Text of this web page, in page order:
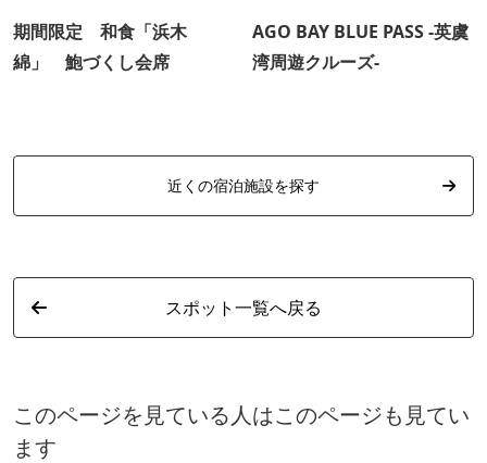
期間限定 和食「浜木
綿」 鮑づくし会席
AGO BAY BLUE PASS -英虞
湾周遊クルーズ-
近くの宿泊施設を探す
スポット一覧へ戻る
このページを見ている人はこのページも見てい
ます